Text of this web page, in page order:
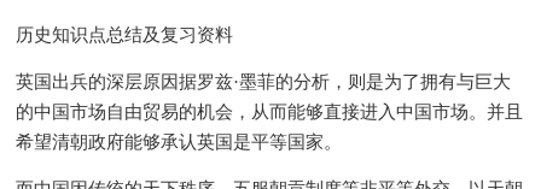
历史知识点总结及复习资料
英国出兵的深层原因据罗兹·墨菲的分析，则是为了拥有与巨大
的中国市场自由贸易的机会，从而能够直接进入中国市场。并且
希望清朝政府能够承认英国是平等国家。